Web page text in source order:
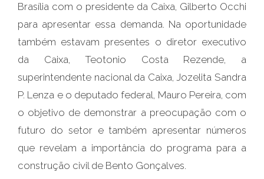
Brasília com o presidente da Caixa, Gilberto Occhi
para apresentar essa demanda. Na oportunidade
também estavam presentes o diretor executivo
da Caixa, Teotonio Costa Rezende, a
superintendente nacional da Caixa, Jozelita Sandra
P. Lenza e o deputado federal, Mauro Pereira, com
o objetivo de demonstrar a preocupação com o
futuro do setor e também apresentar números
que revelam a importância do programa para a
construção civil de Bento Gonçalves.